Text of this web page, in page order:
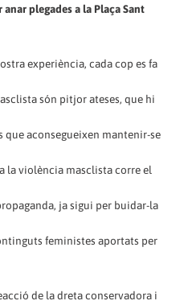
plegades a la Plaça Sant
experiència, cada cop es fa
són pitjor ateses, que hi
aconsegueixen mantenir-se
la violència masclista corre el
ja sigui per buidar-la
feministes aportats per
de la dreta conservadora i